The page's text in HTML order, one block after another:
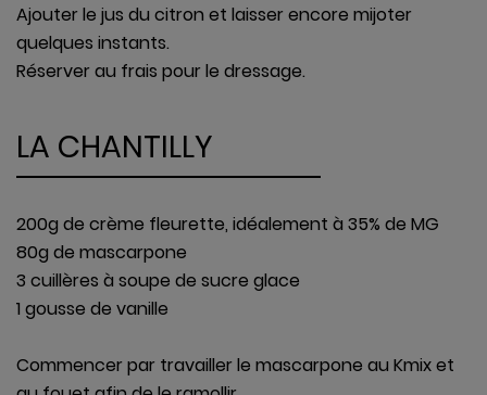
Ajouter le jus du citron et laisser encore mijoter
quelques instants.
Réserver au frais pour le dressage.
LA CHANTILLY
200g de crème fleurette, idéalement à 35% de MG
80g de mascarpone
3 cuillères à soupe de sucre glace
1 gousse de vanille
Commencer par travailler le mascarpone au Kmix et